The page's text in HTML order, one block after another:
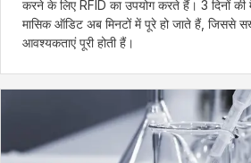
करने के लिए RFID का उपयोग करते हैं। 3 दिनों
मासिक ऑडिट अब मिनटों में पूरे हो जाते हैं, जिससे
आवश्यकताएं पूरी होती हैं।